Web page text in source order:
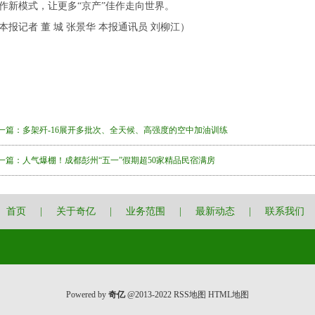
新模式，让更多“京产”佳作走向世界。
本报记者 董 城 张景华 本报通讯员 刘柳江）
篇： 多架歼-16展开多批次、全天候、高强度的空中加油训练
篇： 人气爆棚！成都彭州“五一”假期超50家精品民宿满房
首页 关于奇亿 业务范围 最新动态 联系我们
Powered by 奇亿@2013-2022 RSS地图 HTML地图